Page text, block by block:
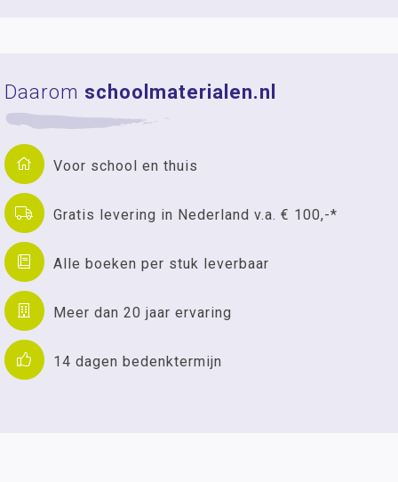
Daarom schoolmaterialen.nl
Voor school en thuis
Gratis levering in Nederland v.a. € 100,-*
Alle boeken per stuk leverbaar
Meer dan 20 jaar ervaring
14 dagen bedenktermijn